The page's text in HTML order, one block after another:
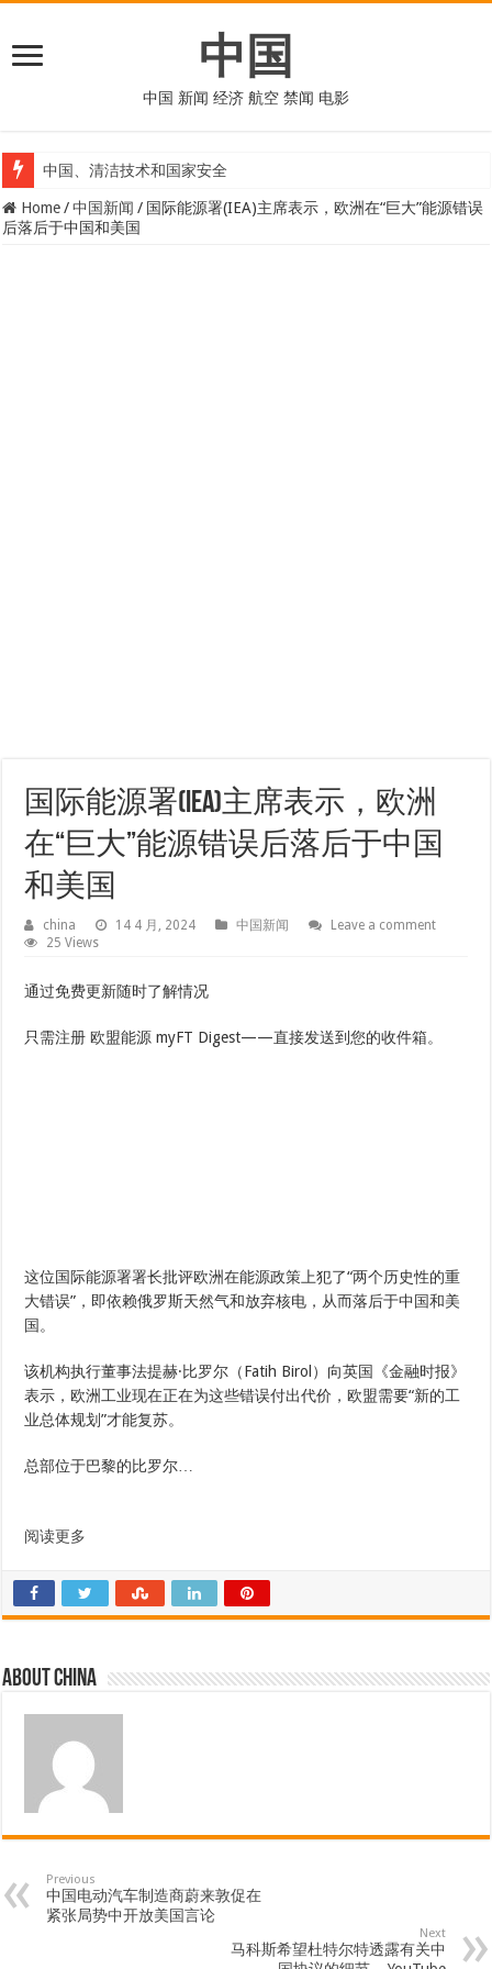
中国
中国 新闻 经济 航空 禁闻 电影
中国、清洁技术和国家安全
Home / 中国新闻 / 国际能源署(IEA)主席表示，欧洲在“巨大”能源错误
后落后于中国和美国
国际能源署(IEA)主席表示，欧洲
在“巨大”能源错误后落后于中国
和美国
china 14 4 月, 2024 中国新闻
Leave a comment
25 Views
通过免费更新随时了解情况
只需注册欧盟能源 myFT Digest——直接发送到您的收件箱。
这位国际能源署署长批评欧洲在能源政策上犯了“两个历史性的重
大错误”，即依赖俄罗斯天然气和放弃核电，从而落后于中国和美
国。
该机构执行董事法提赫·比罗尔（Fatih Birol）向英国《金融时报》
表示，欧洲工业现在正在为这些错误付出代价，欧盟需要“新的工
业总体规划”才能复苏。
总部位于巴黎的比罗尔…
阅读更多
About china
Previous
中国电动汽车制造商蔚来敦促在
紧张局势中开放美国言论
Next
马科斯希望杜特尔特透露有关中